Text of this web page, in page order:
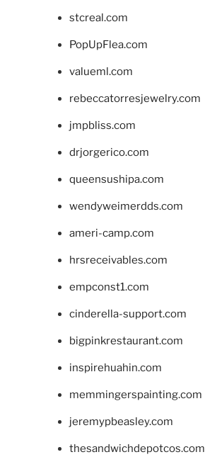
stcreal.com
PopUpFlea.com
valueml.com
rebeccatorresjewelry.com
jmpbliss.com
drjorgerico.com
queensushipa.com
wendyweimerdds.com
ameri-camp.com
hrsreceivables.com
empconst1.com
cinderella-support.com
bigpinkrestaurant.com
inspirehuahin.com
memmingerspainting.com
jeremypbeasley.com
thesandwichdepotcos.com